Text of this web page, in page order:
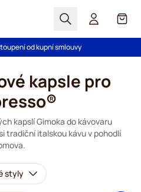
Hledat Košík
nad 1000,00Kč
od kupní smlouvy
kapsle pro
kapslí Gimoka do kávovaru
tradiční italskou kávu v pohodlí
styly